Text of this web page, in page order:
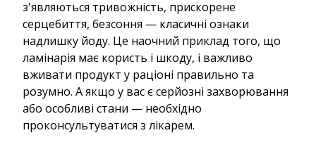
з'являються тривожність, прискорене
серцебиття, безсоння — класичні ознаки
надлишку йоду. Це наочний приклад того, що
ламінарія має користь і шкоду, і важливо
вживати продукт у раціоні правильно та
розумно. А якщо у вас є серйозні захворювання
або особливі стани — необхідно
проконсультуватися з лікарем.